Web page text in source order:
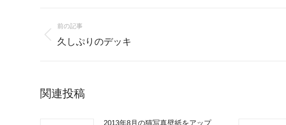
navigation
前の記事
Previous
久しぷりのデッキ
関連投稿
2013年8月の猫写真壁紙をアップ